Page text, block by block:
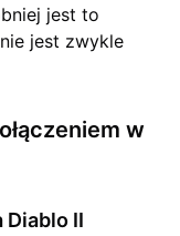
jest to
jest zwykle
w
Diablo II